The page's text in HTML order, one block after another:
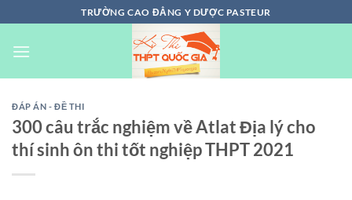
đến
nội
TRƯỜNG CAO ĐẲNG Y DƯỢC PASTEUR
ĐÁP ÁN - ĐỀ THI
300 câu trắc nghiệm về Atlat Địa lý cho
thí sinh ôn thi tốt nghiệp THPT 2021